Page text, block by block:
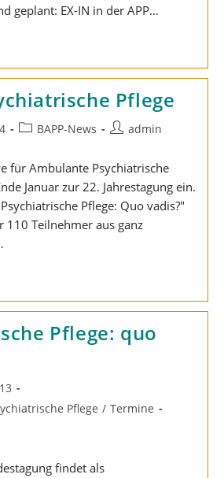
geplant: EX-IN in der APP…
Pflege
Beitrags-
BAPP-News
Beitrags-
admin
für Ambulante Psychiatrische
Januar zur 22. Jahrestagung ein.
Pflege: Quo vadis?"
110 Teilnehmer aus ganz
Pflege: quo
Pflege / Termine
findet als